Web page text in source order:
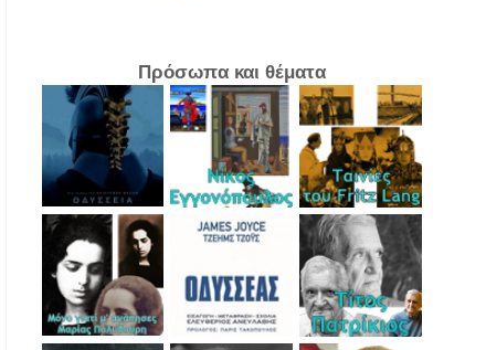
Πρόσωπα και θέματα